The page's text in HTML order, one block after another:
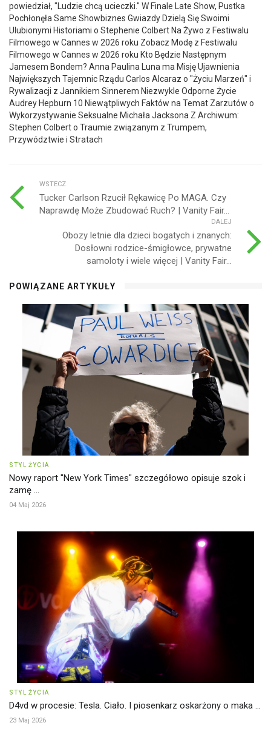
WSTECZ
Tucker Carlson Rzucił Rękawicę Po MAGA. Czy
Naprawdę Może Zbudować Ruch? | Vanity Fair...
DALEJ
Obozy letnie dla dzieci bogatych i znanych:
Dosłowni rodzice-śmigłowce, prywatne
samoloty i wiele więcej | Vanity Fair...
POWIĄZANE ARTYKUŁY
STYL ŻYCIA
Nowy raport "New York Times" szczegółowo opisuje szok i
zamę ...
04 Maj 2026
STYL ŻYCIA
D4vd w procesie: Tesla. Ciało. I piosenkarz oskarżony o maka ...
23 Maj 2026